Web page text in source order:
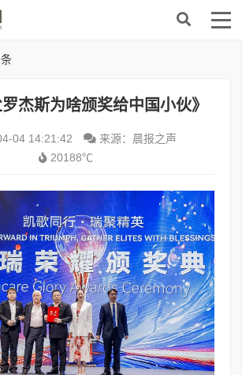
罗杰斯为啥颁奖给中国小伙》
04 14:21:42
来源：晨报之声
20188℃